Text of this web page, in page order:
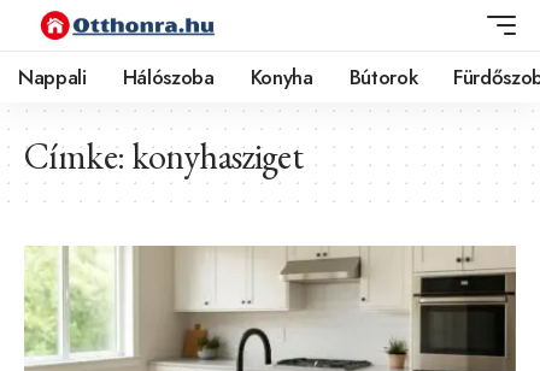
Nappali Hálószoba Konyha Bútorok
Címke: konyhasziget